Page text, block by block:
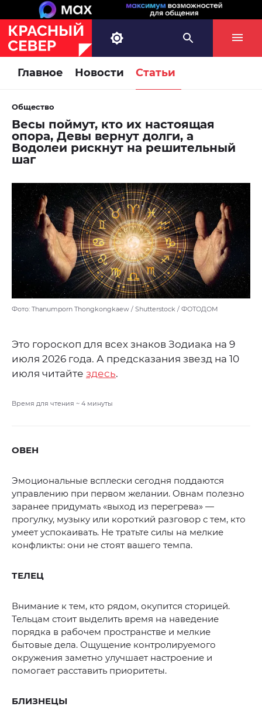
Главное Новости Статьи
Общество
Весы поймут, кто их настоящая
опора, Девы вернут долги, а
Водолеи рискнут на решительный
шаг
Фото: Thanumporn Thongkongkaew / Shutterstock / ФОТОДОМ
Это гороскоп для всех знаков Зодиака на 9
июля 2026 года. А предсказания звезд на 10
июля читайте здесь.
Время для чтения ~ 4 минуты
ОВЕН
Эмоциональные всплески сегодня поддаются
управлению при первом желании. Овнам полезно
заранее придумать «выход из перегрева» —
прогулку, музыку или короткий разговор с тем, кто
умеет успокаивать. Не тратьте силы на мелкие
конфликты: они не стоят вашего темпа.
ТЕЛЕЦ
Внимание к тем, кто рядом, окупится сторицей.
Тельцам стоит выделить время на наведение
порядка в рабочем пространстве и мелкие
бытовые дела. Ощущение контролируемого
окружения заметно улучшает настроение и
помогает расставить приоритеты.
БЛИЗНЕЦЫ